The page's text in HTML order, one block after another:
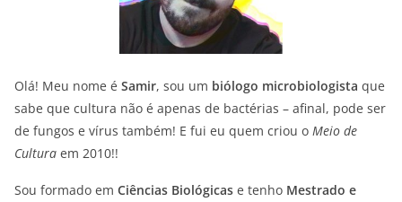
Olá! Meu nome é Samir, sou um biólogo microbiologista que
sabe que cultura não é apenas de bactérias – afinal, pode ser
de fungos e vírus também! E fui eu quem criou o Meio de
Cultura em 2010!!
Sou formado em Ciências Biológicas e tenho Mestrado e